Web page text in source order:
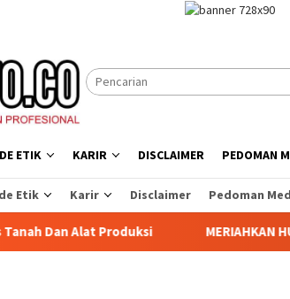
ETIK KARIR DISCLAIMER PEDOMAN
Etik Karir Disclaimer Pedoman
Produksi MERIAHKAN HUT RI KE-81,